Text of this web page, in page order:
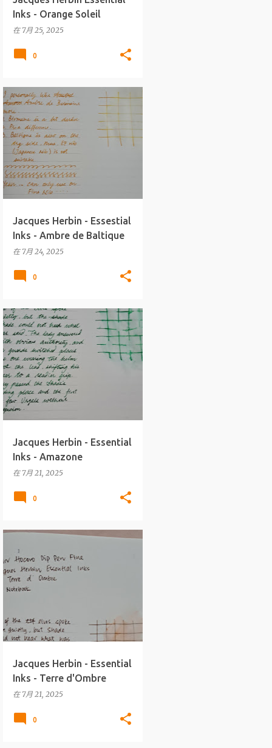
Inks - Orange Soleil
在 7月 25, 2025
0
Jacques Herbin - Essestial
Inks - Ambre de Baltique
在 7月 24, 2025
J.HERBIN
ESSENTIAL INKS
0
Jacques Herbin - Essential
Inks - Amazone
在 7月 21, 2025
墨水 J.HERBIN +
ESSENTIAL INKS
0
Jacques Herbin - Essential
Inks - Terre d'Ombre
在 7月 21, 2025
墨水
ESSENTIAL INKS
0